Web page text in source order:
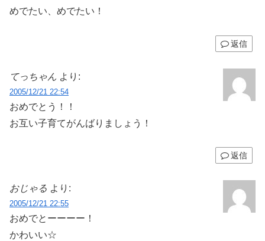
めでたい、めでたい！
返信
てっちゃん より:
2005/12/21 22:54
おめでとう！！
お互い子育てがんばりましょう！
返信
おじゃる より:
2005/12/21 22:55
おめでとーーーー！
かわいい☆